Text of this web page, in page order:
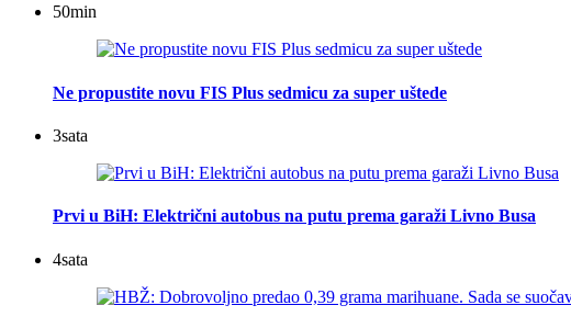
50min
Ne propustite novu FIS Plus sedmicu za super uštede
3sata
Prvi u BiH: Električni autobus na putu prema garaži Livno Busa
4sata